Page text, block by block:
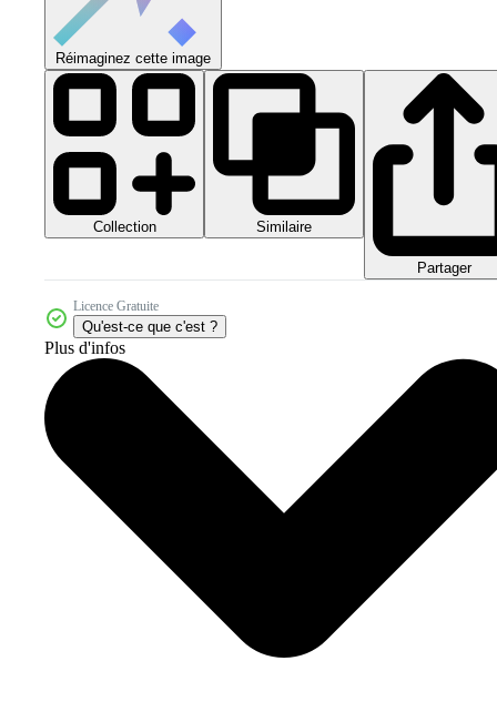
Réimaginez cette image
Collection Similaire
Partager
Licence Gratuite
Qu'est-ce que c'est ?
Plus d'infos